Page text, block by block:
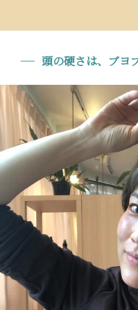
頭の硬さは、ブヨ